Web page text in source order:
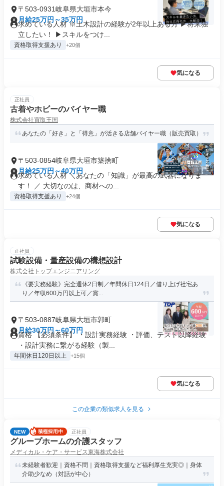
〒503-0931岐阜県大垣市本今
月給25万円～35万円
求めている人材 ※土木設計の経験が2年以上ある方 ▶将来独
立したい！ ▶スキルをつけ...
資格取得支援あり +20個
気になる
正社員
古着やホビーのバイヤー職
株式会社買取王国
あなたの「好き」と「得意」が活きる店舗バイヤー職（販売買取）
〒503-0854岐阜県大垣市築捨町
月給25万円～40万円
求めている人材 ＼あなたの「知識」が最高の武器になりま
す！ ／ 大切なのは、商材への...
資格取得支援あり +24個
気になる
正社員
試験設備・量産設備の構想設計
株式会社トップエンジニアリング
《要実務経験》完全週休2日制／年間休日124日／借り上げ社宅あ
り／年収600万円以上可／賞...
〒503-0887岐阜県大垣市郭町
月給30万円～60万円
資格 【必須条件】 ・設計実務経験 ・評価、テスト以降経験
・設計実務に繋がる経験（製...
年間休日120日以上 +15個
気になる
この企業の類似求人を見る
NEW 正社員
グループホームの介護スタッフ
メディカル・ケア・サービス東海株式会社
未経験者歓迎｜資格不問｜資格取得支援など福利厚生充実◎｜身体
介助少なめ（対話が中心）